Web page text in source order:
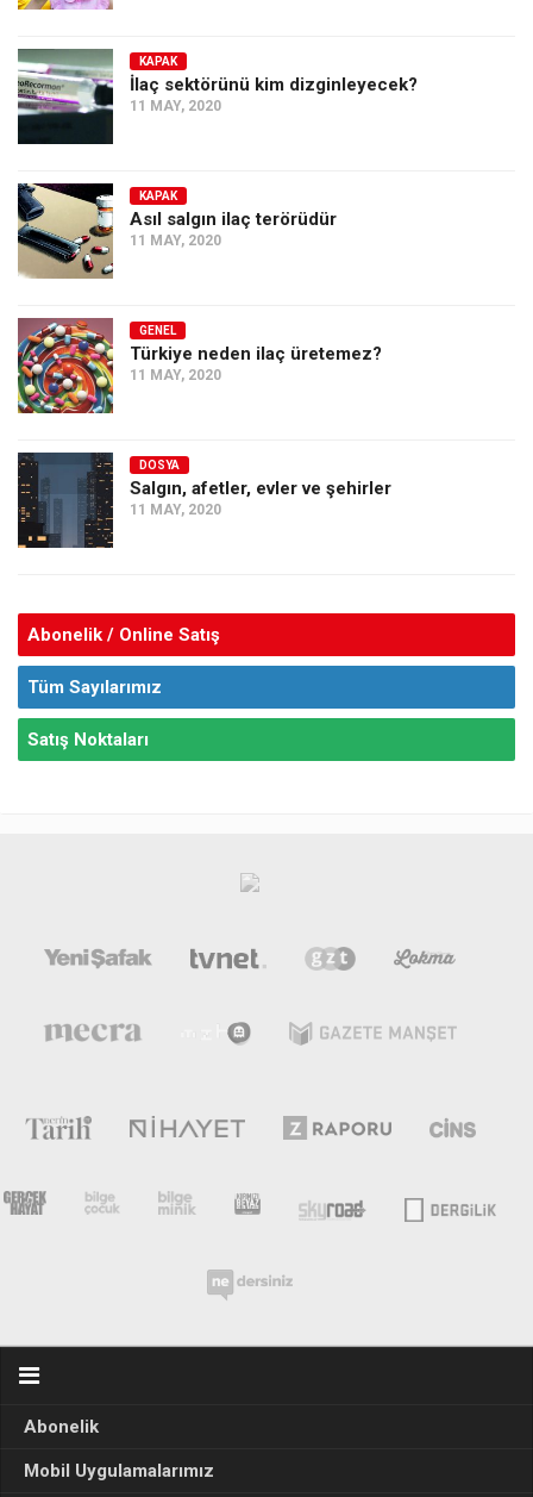
Dosyalar
KAPAK
İlaç sektörünü kim dizginleyecek?
11 MAY, 2020
KAPAK
Asıl salgın ilaç terörüdür
11 MAY, 2020
GENEL
Türkiye neden ilaç üretemez?
11 MAY, 2020
DOSYA
Salgın, afetler, evler ve şehirler
11 MAY, 2020
Abonelik / Online Satış
Tüm Sayılarımız
Satış Noktaları
Abonelik
Mobil Uygulamalarımız